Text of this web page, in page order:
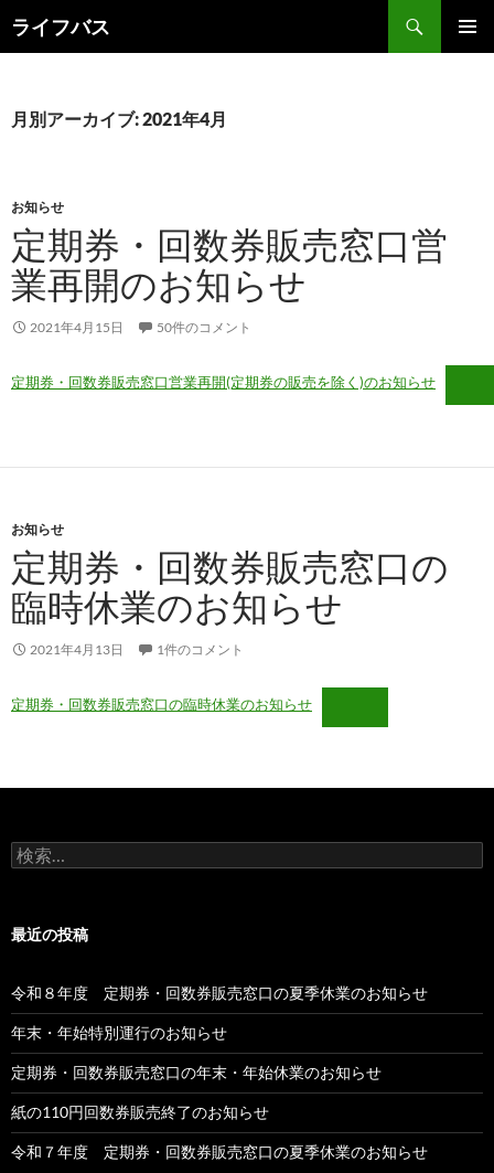
ライフバス
索
ン
キ
ッ
プ
月別アーカイブ: 2021年4月
お知らせ
定期券・回数券販売窓口営
業再開のお知らせ
2021年4月15日 50件のコメント
定期券・回数券販売窓口営業再開(定期券の販売を除く)のお知らせ
お知らせ
定期券・回数券販売窓口の
臨時休業のお知らせ
2021年4月13日 1件のコメント
定期券・回数券販売窓口の臨時休業のお知らせ
検
索:
最近の投稿
令和８年度 定期券・回数券販売窓口の夏季休業のお知らせ
年末・年始特別運行のお知らせ
定期券・回数券販売窓口の年末・年始休業のお知らせ
紙の110円回数券販売終了のお知らせ
令和７年度 定期券・回数券販売窓口の夏季休業のお知らせ